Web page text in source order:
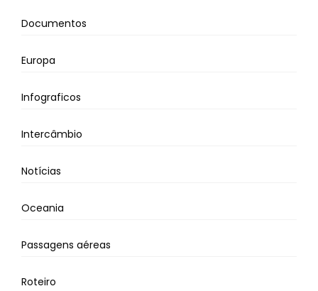
Documentos
Europa
Infograficos
Intercâmbio
Notícias
Oceania
Passagens aéreas
Roteiro